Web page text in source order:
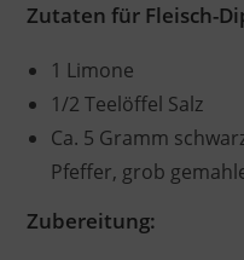
Zutaten für Fleisch-
1 Limone
1/2 Teelöffel Salz
Ca. 5 Gramm
Pfeffer, grob
Zubereitung: